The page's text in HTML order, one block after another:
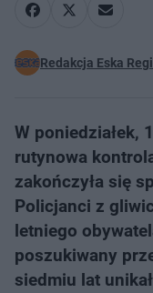
Redakcja Eska
W poniedziałek,
rutynowa
zakończyła się
Policjanci z
letniego
poszukiwany
siedmiu lat